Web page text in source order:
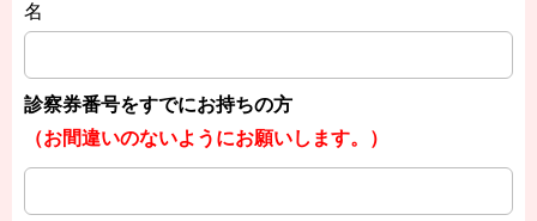
名
診察券番号をすでにお持ちの方
（お間違いのないようにお願いします。）